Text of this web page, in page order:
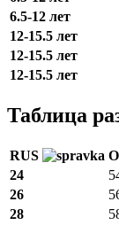
6.5-12 лет
12-15.5 лет
12-15.5 лет
12-15.5 лет
Таблица
RUS
24
26
28